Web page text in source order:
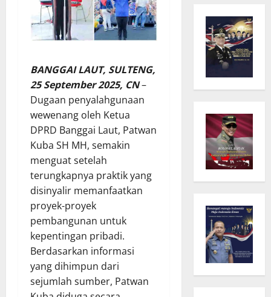
BANGGAI LAUT, SULTENG,
25 September 2025, CN–
Dugaan penyalahgunaan
wewenang oleh Ketua
DPRD Banggai Laut, Patwan
Kuba SH MH, semakin
menguat setelah
terungkapnya praktik yang
disinyalir memanfaatkan
proyek-proyek
pembangunan untuk
kepentingan pribadi.
Berdasarkan informasi
yang dihimpun dari
sejumlah sumber, Patwan